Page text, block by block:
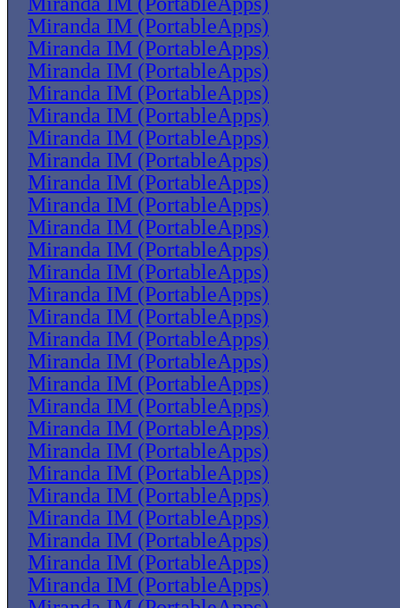
Miranda IM (PortableApps)
Miranda IM (PortableApps)
Miranda IM (PortableApps)
Miranda IM (PortableApps)
Miranda IM (PortableApps)
Miranda IM (PortableApps)
Miranda IM (PortableApps)
Miranda IM (PortableApps)
Miranda IM (PortableApps)
Miranda IM (PortableApps)
Miranda IM (PortableApps)
Miranda IM (PortableApps)
Miranda IM (PortableApps)
Miranda IM (PortableApps)
Miranda IM (PortableApps)
Miranda IM (PortableApps)
Miranda IM (PortableApps)
Miranda IM (PortableApps)
Miranda IM (PortableApps)
Miranda IM (PortableApps)
Miranda IM (PortableApps)
Miranda IM (PortableApps)
Miranda IM (PortableApps)
Miranda IM (PortableApps)
Miranda IM (PortableApps)
Miranda IM (PortableApps)